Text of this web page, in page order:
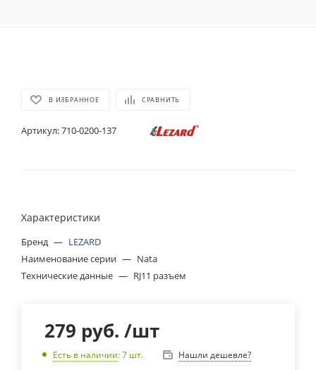
В ИЗБРАННОЕ СРАВНИТЬ
Артикул:710-0200-137
Характеристики
Бренд — LEZARD
Наименование серии — Nata
Технические данные — RJ11 разъем
279 руб. /шт
Есть в наличии: 7 шт. Нашли дешевле?